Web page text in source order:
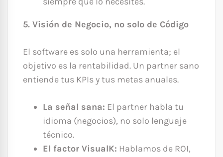
5. Visión de Negocio, no solo de Código
El software es solo una herramienta; el
objetivo es la rentabilidad. Un partner sano
entiende tus KPIs y tus metas anuales.
La señal sana: El partner habla tu
idioma (negocios), no solo lenguaje
técnico.
El factor VisualK: Hablamos de ROI,